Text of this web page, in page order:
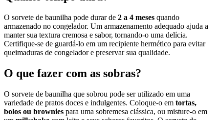
O sorvete de baunilha pode durar de 2 a 4 meses quando
armazenado no congelador. Um armazenamento adequado ajuda a
manter sua textura cremosa e sabor, tornando-o uma delícia.
Certifique-se de guardá-lo em um recipiente hermético para evitar
queimaduras de congelador e preservar sua qualidade.
O que fazer com as sobras?
O sorvete de baunilha que sobrou pode ser utilizado em uma
variedade de pratos doces e indulgentes. Coloque-o em tortas,
bolos ou brownies para uma sobremesa clássica, ou misture-o em